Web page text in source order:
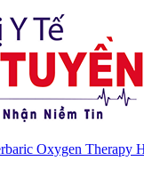
Oxygen Therapy